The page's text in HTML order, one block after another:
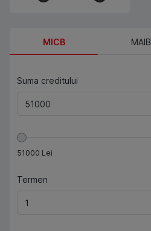
MICB MAIB
Suma creditului
51000 Lei
Termen